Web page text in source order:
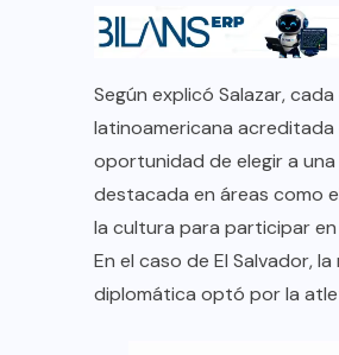
Según explicó Salazar,
latinoamericana acreditada
oportunidad de elegir a
destacada en áreas como
la cultura para participar
En el caso de El Salvador,
diplomática optó por la